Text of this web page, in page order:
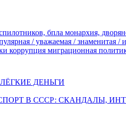
бпла монархия,
/ уважаемая / знаменитая /
коррупция миграционная
ДЕНЬГИ
В СССР: СКАНДАЛЫ,